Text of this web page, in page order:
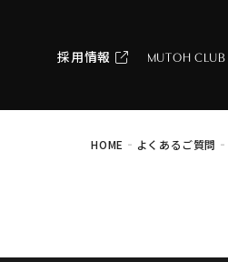
採用情報 MUTOH CLUB
HOME - よくあるご質問 -